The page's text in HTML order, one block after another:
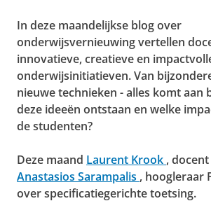
In deze maandelijkse blog over
onderwijsvernieuwing vertellen
innovatieve, creatieve en
onderwijsinitiatieven. Van
nieuwe technieken - alles komt aan
deze ideeën ontstaan en welke
de studenten?
Deze maand Laurent Krook ,
Anastasios Sarampalis , hoogleraar
over specificatiegerichte toetsing.